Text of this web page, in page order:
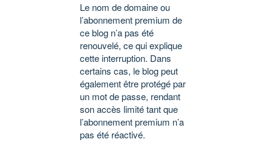
Le nom de domaine ou
l’abonnement premium de
ce blog n’a pas été
renouvelé, ce qui explique
cette interruption. Dans
certains cas, le blog peut
également être protégé par
un mot de passe, rendant
son accès limité tant que
l’abonnement premium n’a
pas été réactivé.